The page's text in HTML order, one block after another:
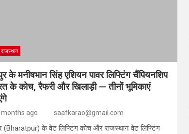
राजस्थान
के मनीषभान सिंह एशियन पावर लिफ्टिंग चैंपियनशिप
के कोच, रैफरी और खिलाड़ी — तीनों भूमिकाएं
months ago saafkarao@gmail.com
(Bharatpur) के वेट लिफ्टिंग कोच और राजस्थान वेट लिफ्टिंग